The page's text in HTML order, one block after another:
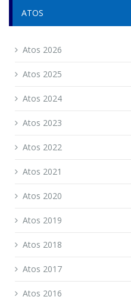
ATOS
Atos 2026
Atos 2025
Atos 2024
Atos 2023
Atos 2022
Atos 2021
Atos 2020
Atos 2019
Atos 2018
Atos 2017
Atos 2016